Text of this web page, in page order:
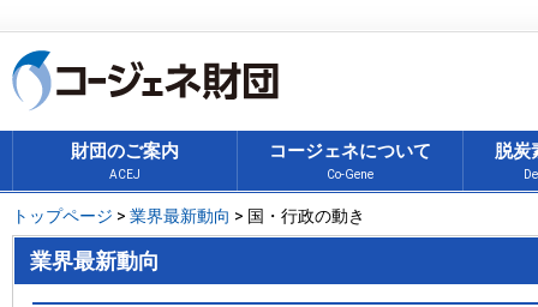
財団のご案内
ACEJ
コージェネについて
Co-Gene
脱炭
トップページ > 業界最新動向 > 国・行政の動き
業界最新動向